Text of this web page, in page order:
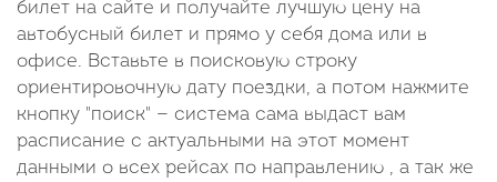
билет на сайте и получайте лучшую цену на
автобусный билет и прямо у себя дома или в
офисе. Вставьте в поисковую строку
ориентировочную дату поездки, а потом нажмите
кнопку "поиск" — система сама выдаст вам
расписание с актуальными на этот момент
данными о всех рейсах по направлению , а так же